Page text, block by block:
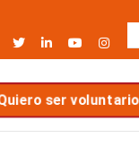
Quiero ser voluntario